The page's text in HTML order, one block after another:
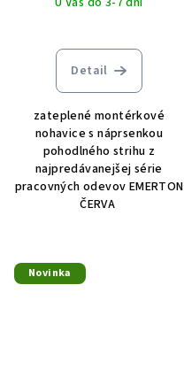
Detail
zateplené montérkové
nohavice s náprsenkou
pohodlného strihu z
najpredávanejšej série
pracovných odevov EMERTON
ČERVA
Novinka